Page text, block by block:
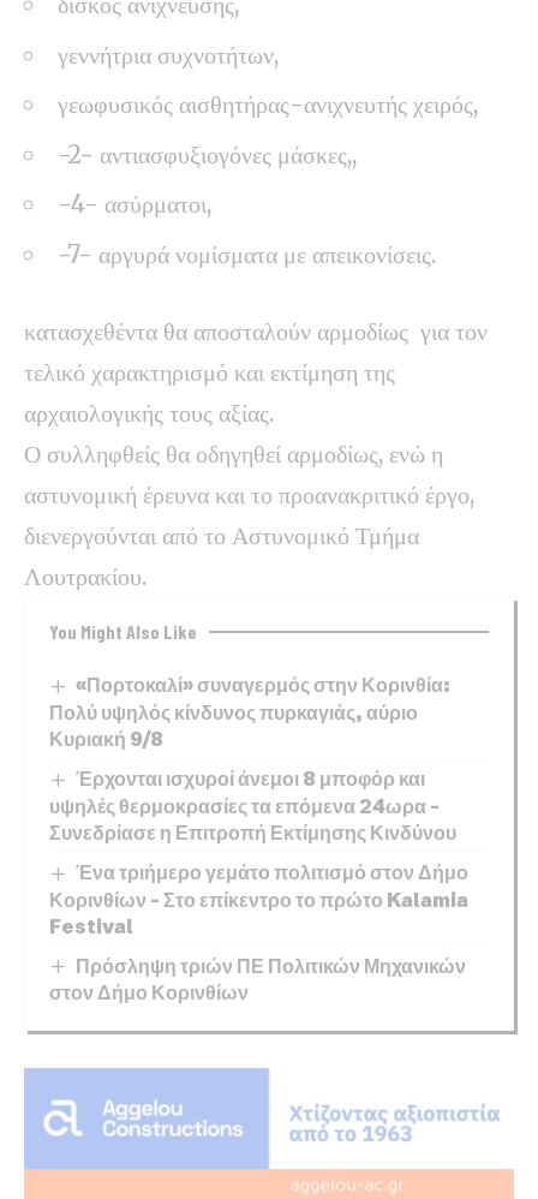
γεννήτρια συχνοτήτων,
γεωφυσικός αισθητήρας-ανιχνευτής χειρός,
-2- αντιασφυξιογόνες μάσκες,,
-4- ασύρματοι,
-7- αργυρά νομίσματα με απεικονίσεις.
κατασχεθέντα θα αποσταλούν αρμοδίως για τον
τελικό χαρακτηρισμό και εκτίμηση της
αρχαιολογικής τους αξίας.
Ο συλληφθείς θα οδηγηθεί αρμοδίως, ενώ η
αστυνομική έρευνα και το προανακριτικό έργο,
διενεργούνται από το Αστυνομικό Τμήμα
Λουτρακίου.
You Might Also Like
«Πορτοκαλί» συναγερμός στην Κορινθία:
Πολύ υψηλός κίνδυνος πυρκαγιάς, αύριο
Κυριακή 9/8
Έρχονται ισχυροί άνεμοι 8 μποφόρ και
υψηλές θερμοκρασίες τα επόμενα 24ωρα –
Συνεδρίασε η Επιτροπή Εκτίμησης Κινδύνου
Ένα τριήμερο γεμάτο πολιτισμό στον Δήμο
Κορινθίων – Στο επίκεντρο το πρώτο Kalamia
Festival
Πρόσληψη τριών ΠΕ Πολιτικών Μηχανικών
στον Δήμο Κορινθίων